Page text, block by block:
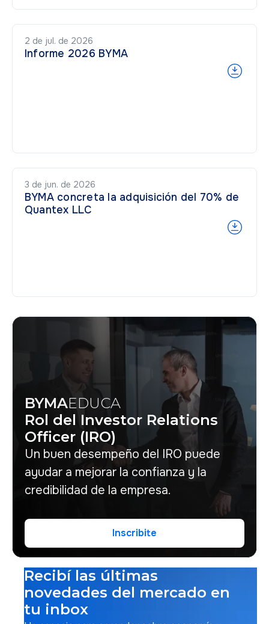
2 de jul. de 2026
Informe 2026 BYMA
3 de jun. de 2026
BYMA concreta la adquisición del 70% de
Quantex LLC
BYMAEDUCA
Rol del Investor Relations
Officer (IRO)
Un buen desempeño del IRO puede
ayudar a mejorar la confianza y la
credibilidad de la empresa.
Inscribite
Recibí las últimas
novedades del mercado en
tu inbox